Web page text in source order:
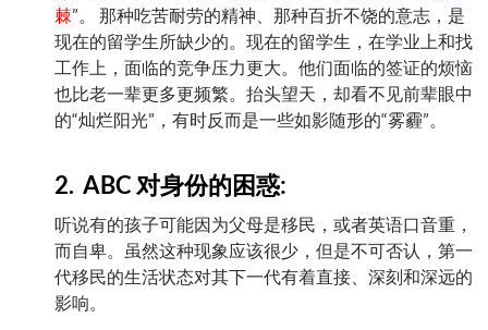
棘”。 那种吃苦耐劳的精神、那种百折不饶的意志，是
现在的留学生所缺少的。现在的留学生，在学业上和找
工作上，面临的竞争压力更大。他们面临的签证的烦恼
也比老一辈更多更频繁。抬头望天，却看不见前辈眼中
的“灿烂阳光”，有时反而是一些如影随形的“雾霾”。
2. ABC 对身份的困惑:
听说有的孩子可能因为父母是移民，或者英语口音重，
而自卑。虽然这种现象应该很少，但是不可否认，第一
代移民的生活状态对其下一代有着直接、深刻和深远的
影响。